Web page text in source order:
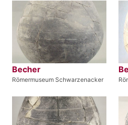
Becher
Römermuseum Schwarzenacker